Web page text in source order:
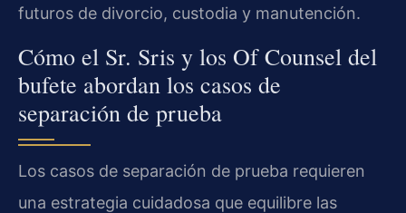
futuros de divorcio, custodia y manutención.
Cómo el Sr. Sris y los Of Counsel del
bufete abordan los casos de
separación de prueba
Los casos de separación de prueba requieren
una estrategia cuidadosa que equilibre las